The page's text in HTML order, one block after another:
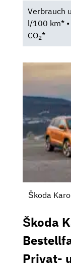
Verbrauch
l/100 km*
CO2*
Škoda
Škoda
Privat-